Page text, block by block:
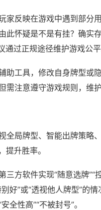
家反映在游戏中遇到部分
此怀疑是不是有挂？确实
过正规途径维护游戏公平
助工具，修改自身牌型或
注意遵守游戏规则，维护
全局牌型、智能出牌策略
升胜率。
方软件实现“随意选牌”“
好”或“透视他人牌型”的
全性高”“不被封号”。